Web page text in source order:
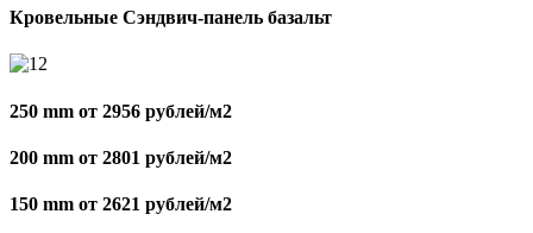
Кровельные Сэндвич-панель базальт
250 mm от 2956 рублей/м2
200 mm от 2801 рублей/м2
150 mm от 2621 рублей/м2